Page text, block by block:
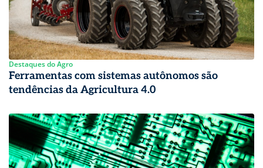
Destaques do Agro
Ferramentas com sistemas autônomos são
tendências da Agricultura 4.0